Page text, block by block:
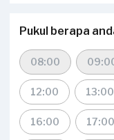
Pukul berapa
08:00
12:00 13:00
16:00 17:00